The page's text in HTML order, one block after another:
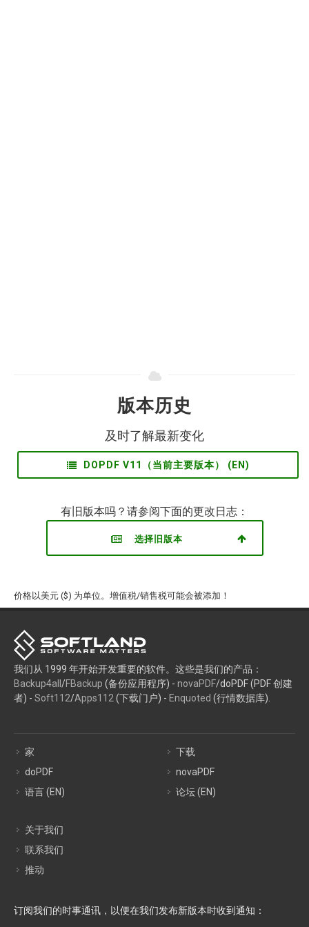
版本历史
及时了解最新变化
DOPDF V11（当前主要版本） (EN)
有旧版本吗？请参阅下面的更改日志：
选择旧版本
价格以美元 ($) 为单位。增值税/销售税可能会被添加！
我们从 1999 年开始开发重要的软件。这些是我们的产品：
Backup4all /FBackup (备份应用程序) - novaPDF/doPDF (PDF 创建
者) - Soft112/Apps112 (下载门户) - Enquoted (行情数据库).
家
doPDF
语言 (EN)
下载
novaPDF
论坛 (EN)
关于我们
联系我们
推动
订阅我们的时事通讯，以便在我们发布新版本时收到通知：